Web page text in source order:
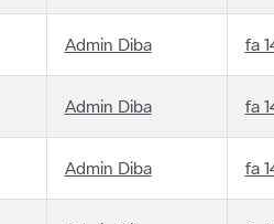
Admin Diba fa
Admin Diba fa
Admin Diba fa
Admin Diba fa